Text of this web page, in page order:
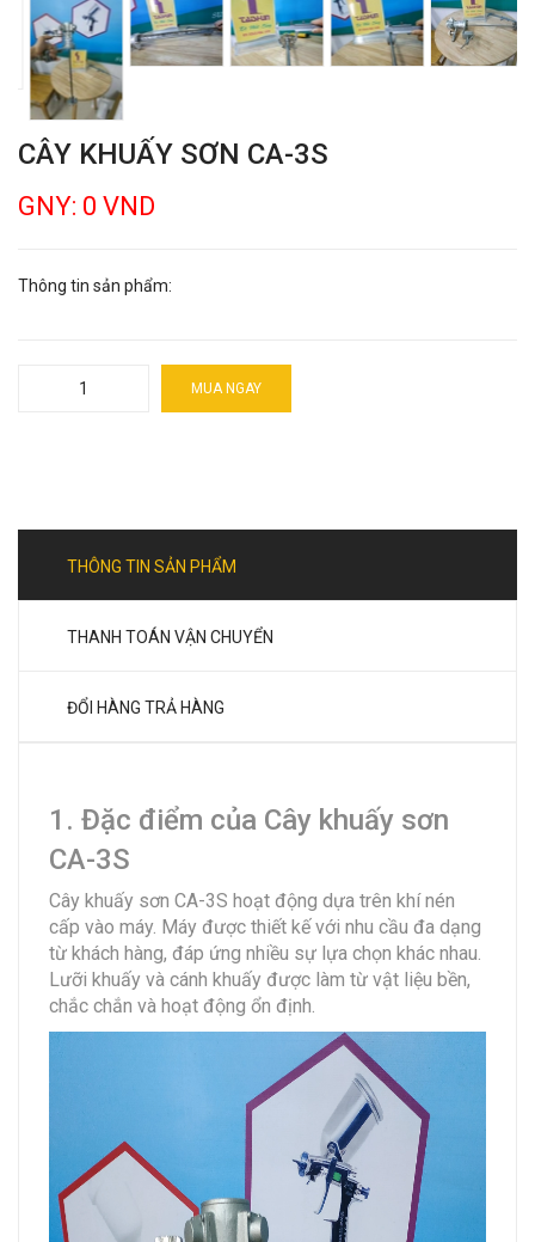
CÂY KHUẤY SƠN CA-3S
GNY: 0 VND
Thông tin sản phẩm:
MUA NGAY
THÔNG TIN SẢN PHẨM
THANH TOÁN VẬN CHUYỂN
ĐỔI HÀNG TRẢ HÀNG
1. Đặc điểm của Cây khuấy sơn
CA-3S
Cây khuấy sơn CA-3S hoạt động dựa trên khí nén
cấp vào máy. Máy được thiết kế với nhu cầu đa dạng
từ khách hàng, đáp ứng nhiều sự lựa chọn khác nhau.
Lưỡi khuấy và cánh khuấy được làm từ vật liệu bền,
chắc chắn và hoạt động ổn định.